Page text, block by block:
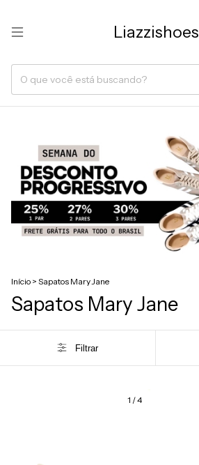
Liazzishoes
Início > Sapatos Mary Jane
Sapatos Mary Jane
Filtrar
1 /4